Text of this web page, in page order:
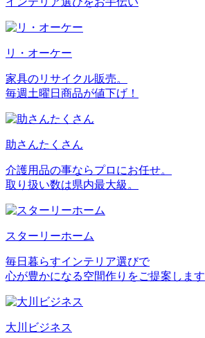
リ・オーケー
家具のリサイクル販売。
毎週土曜日商品が値下げ！
助さんたくさん
介護用品の事ならプロにお任せ。
取り扱い数は県内最大級。
スターリーホーム
毎日暮らすインテリア選びで
心が豊かになる空間作りをご提案します
大川ビジネス